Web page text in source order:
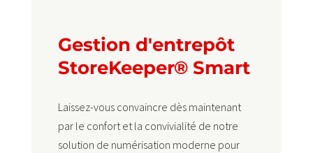
Gestion d'entrepôt
StoreKeeper® Smart
Laissez-vous convaincre dès maintenant
par le confort et la convivialité de notre
solution de numérisation moderne pour